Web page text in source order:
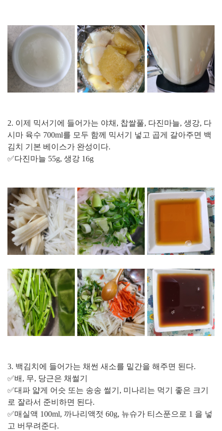
2. 이제 믹서기에 들어가는 야채, 찹쌀풀, 다진마늘, 생강, 다
시마 육수 700ml를 모두 함께 믹서기 넣고 곱게 갈아주면 백
김치 기본 베이스가 완성이다.
✅다진마늘 55g, 생강 16g
3. 백김치에 들어가는 채썬 새소를 밑간을 해주면 된다.
✅배, 무, 당근은 채썰기
✅대파 얇게 어슷 또는 송송 썰기, 미나리는 먹기 좋은 크기
로 잘라서 준비하면 된다.
✅매실액 100ml, 까나리액젓 60g, 뉴슈가 티스푼으로 1 을 넣
고 버무려준다.